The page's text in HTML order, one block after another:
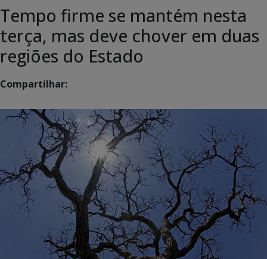
Tempo firme se mantém nesta
terça, mas deve chover em duas
regiões do Estado
Compartilhar: